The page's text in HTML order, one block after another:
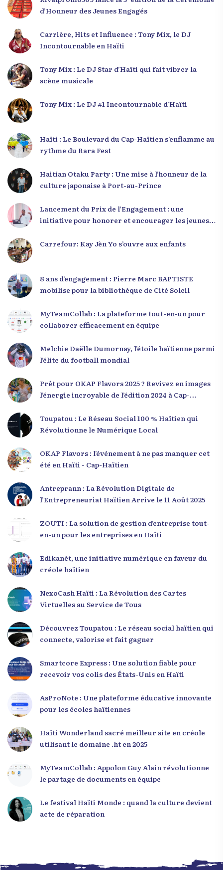
d’Honneur des Jeunes Engagés
Carrière, Hits et Influence : Tony Mix, le DJ
Incontournable en Haïti
Tony Mix : Le DJ Star d’Haïti qui fait vibrer la
scène musicale
Tony Mix : Le DJ #1 Incontournable d’Haïti
Haïti : Le Boulevard du Cap-Haïtien s’enflamme au
rythme du Rara Fest
Haitian Otaku Party : Une mise à l’honneur de la
culture japonaise à Port-au-Prince
Lancement du Prix de l’Engagement : une
initiative pour honorer et encourager les jeunes
Carrefour: Kay Jèn Yo s’ouvre aux enfants
8 ans d’engagement : Pierre Marc BAPTISTE
mobilise pour la bibliothèque de Cité Soleil
MyTeamCollab : La plateforme tout-en-un pour
collaborer efficacement en équipe
Melchie Daëlle Dumornay, l’étoile haïtienne parmi
l’élite du football mondial
Prêt pour OKAP Flavors 2025 ? Revivez en images
l’énergie incroyable de l’édition 2024 à Cap-
Toupatou : Le Réseau Social 100 % Haïtien qui
Révolutionne le Numérique Local
OKAP Flavors : l’événement à ne pas manquer cet
été en Haïti - Cap-Haïtien
Antreprann : La Révolution Digitale de
l’Entrepreneuriat Haïtien Arrive le 11 Août 2025
ZOUTI : La solution de gestion d’entreprise tout-
en-un pour les entreprises en Haïti
Edikanèt, une initiative numérique en faveur du
créole haïtien
NexoCash Haïti : La Révolution des Cartes
Virtuelles au Service de Tous
Découvrez Toupatou : Le réseau social haïtien qui
connecte, valorise et fait gagner
Smartcore Express : Une solution fiable pour
recevoir vos colis des États-Unis en Haïti
AsProNote : Une plateforme éducative innovante
pour les écoles haïtiennes
Haïti Wonderland sacré meilleur site en créole
utilisant le domaine .ht en 2025
MyTeamCollab : Appolon Guy Alain révolutionne
le partage de documents en équipe
Le festival Haïti Monde : quand la culture devient
acte de réparation